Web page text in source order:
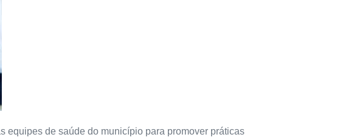
equipes de saúde do município para promover práticas